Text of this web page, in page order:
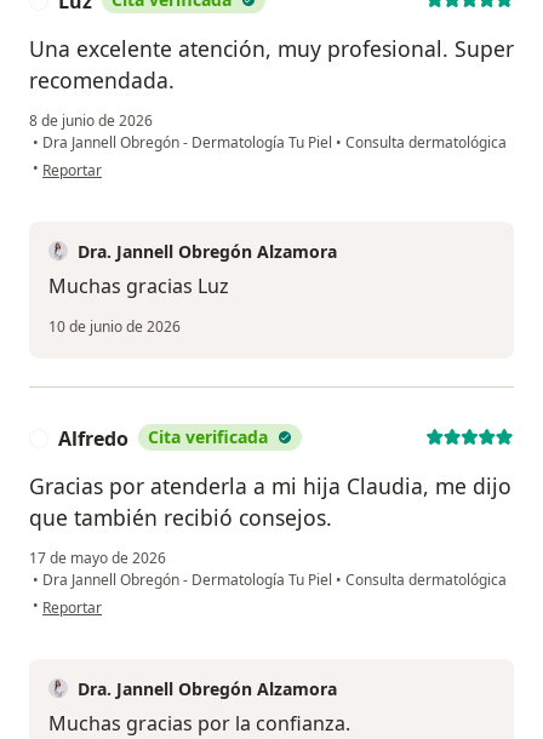
Una excelente atención, muy profesional. Super
recomendada.
8 de junio de 2026
• Dra Jannell Obregón - Dermatología Tu Piel • Consulta dermatológica
• en opinión del usuario Luz
Reportar
Dra. Jannell Obregón Alzamora
Muchas gracias Luz
10 de junio de 2026
Alfredo Cita verificada
Gracias por atenderla a mi hija Claudia, me dijo
que también recibió consejos.
17 de mayo de 2026
• Dra Jannell Obregón - Dermatología Tu Piel • Consulta dermatológica
• en opinión del usuario Alfredo
Reportar
Dra. Jannell Obregón Alzamora
Muchas gracias por la confianza.